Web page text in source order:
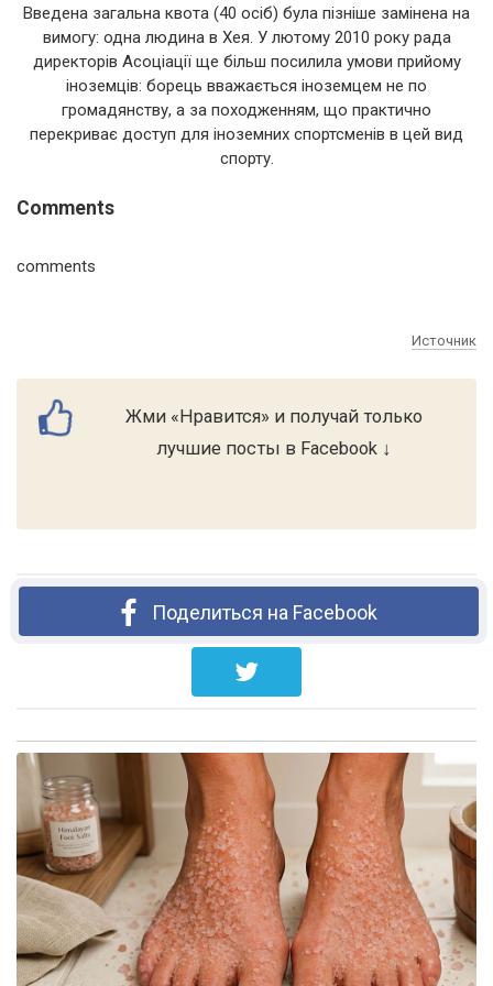
Введена загальна квота (40 осіб) була пізніше замінена на
вимогу: одна людина в Хея. У лютому 2010 року рада
директорів Асоціації ще більш посилила умови прийому
іноземців: борець вважається іноземцем не по
громадянству, а за походженням, що практично
перекриває доступ для іноземних спортсменів в цей вид
спорту.
Comments
comments
Источник
Жми «Нравится» и получай только
лучшие посты в Facebook ↓
Поделиться на Facebook